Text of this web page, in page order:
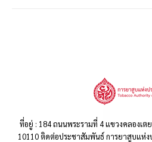
ที่อยู่ : 184 ถนนพระรามที่ 4 แขวงคลองเต
10110 ติดต่อประชาสัมพันธ์ การยาสูบแห่ง